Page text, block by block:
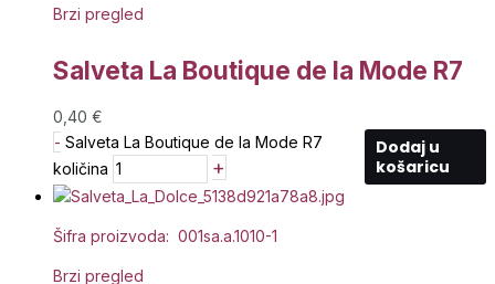
Brzi pregled
Salveta La Boutique de la Mode R7
0,40 €
- Salveta La Boutique de la Mode R7
količina
+
Dodaj u
košaricu
Šifra proizvoda: 001sa.a.1010-1
Brzi pregled